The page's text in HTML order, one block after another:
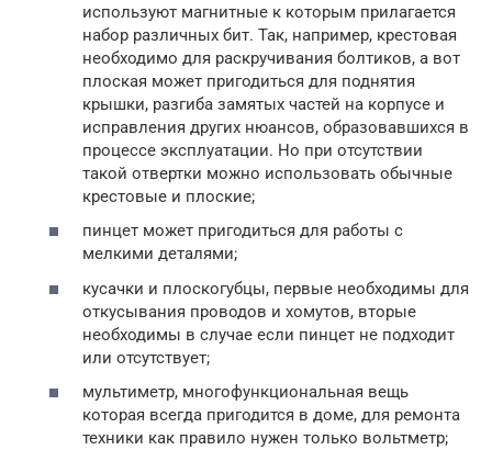
используют магнитные к которым прилагается
набор различных бит. Так, например, крестовая
необходимо для раскручивания болтиков, а вот
плоская может пригодиться для поднятия
крышки, разгиба замятых частей на корпусе и
исправления других нюансов, образовавшихся в
процессе эксплуатации. Но при отсутствии
такой отвертки можно использовать обычные
крестовые и плоские;
пинцет может пригодиться для работы с
мелкими деталями;
кусачки и плоскогубцы, первые необходимы для
откусывания проводов и хомутов, вторые
необходимы в случае если пинцет не подходит
или отсутствует;
мультиметр, многофункциональная вещь
которая всегда пригодится в доме, для ремонта
техники как правило нужен только вольтметр;